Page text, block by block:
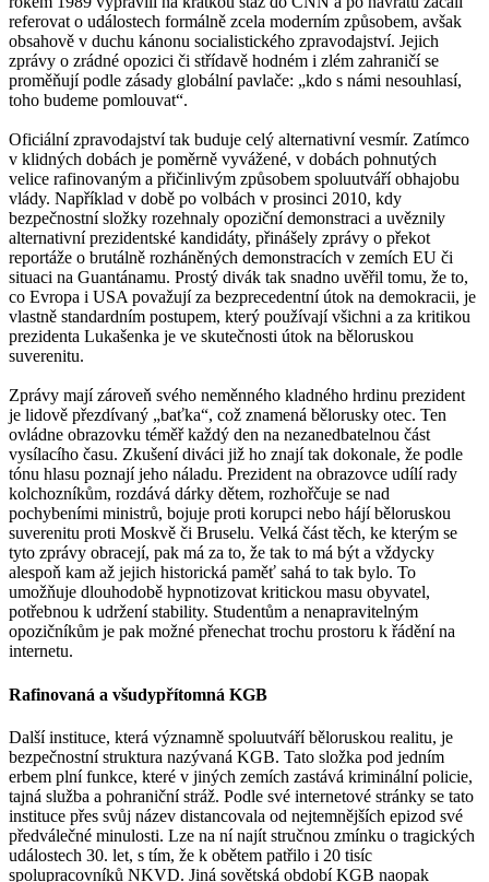
referovat o událostech formálně zcela moderním způsobem, avšak
obsahově v duchu kánonu socialistického zpravodajství. Jejich
zprávy o zrádné opozici či střídavě hodném i zlém zahraničí se
proměňují podle zásady globální pavlače: „kdo s námi nesouhlasí,
toho budeme pomlouvat“.
Oficiální zpravodajství tak buduje celý alternativní vesmír. Zatímco
v klidných dobách je poměrně vyvážené, v dobách pohnutých
velice rafinovaným a přičinlivým způsobem spoluutváří obhajobu
vlády. Například v době po volbách v prosinci 2010, kdy
bezpečnostní složky rozehnaly opoziční demonstraci a uvěznily
alternativní prezidentské kandidáty, přinášely zprávy o překot
reportáže o brutálně rozháněných demonstracích v zemích EU či
situaci na Guantánamu. Prostý divák tak snadno uvěřil tomu, že to,
co Evropa i USA považují za bezprecedentní útok na demokracii, je
vlastně standardním postupem, který používají všichni a za kritikou
prezidenta Lukašenka je ve skutečnosti útok na běloruskou
suverenitu.
Zprávy mají zároveň svého neměnného kladného hrdinu prezident
je lidově přezdívaný „baťka“, což znamená bělorusky otec. Ten
ovládne obrazovku téměř každý den na nezanedbatelnou část
vysílacího času. Zkušení diváci již ho znají tak dokonale, že podle
tónu hlasu poznají jeho náladu. Prezident na obrazovce udílí rady
kolchozníkům, rozdává dárky dětem, rozhořčuje se nad
pochybeními ministrů, bojuje proti korupci nebo hájí běloruskou
suverenitu proti Moskvě či Bruselu. Velká část těch, ke kterým se
tyto zprávy obracejí, pak má za to, že tak to má být a vždycky
alespoň kam až jejich historická paměť sahá to tak bylo. To
umožňuje dlouhodobě hypnotizovat kritickou masu obyvatel,
potřebnou k udržení stability. Studentům a nenapravitelným
opozičníkům je pak možné přenechat trochu prostoru k řádění na
internetu.
Rafinovaná a všudypřítomná KGB
Další instituce, která významně spoluutváří běloruskou realitu, je
bezpečnostní struktura nazývaná KGB. Tato složka pod jedním
erbem plní funkce, které v jiných zemích zastává kriminální policie,
tajná služba a pohraniční stráž. Podle své internetové stránky se tato
instituce přes svůj název distancovala od nejtemnějších epizod své
předválečné minulosti. Lze na ní najít stručnou zmínku o tragických
událostech 30. let, s tím, že k obětem patřilo i 20 tisíc
spolupracovníků NKVD. Jiná sovětská období KGB naopak